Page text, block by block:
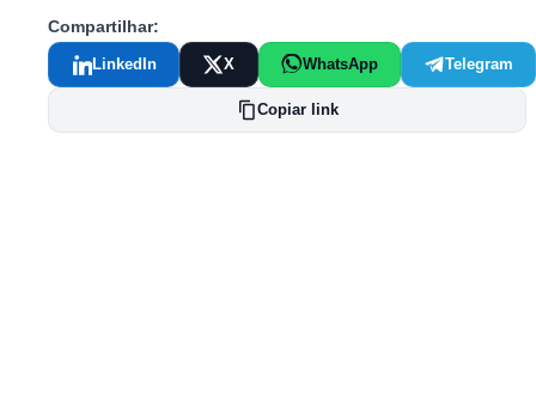
Compartilhar:
LinkedIn X WhatsApp Telegram
Copiar link